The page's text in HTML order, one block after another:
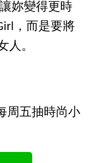
妳變得更時
，而是要將
人。
周五抽時尚小